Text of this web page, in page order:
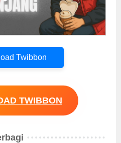
Twibbon
TWIBBON